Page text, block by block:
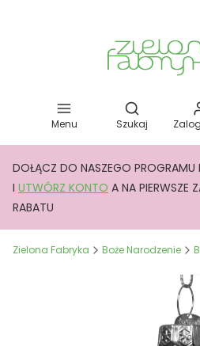
Menu
Otwórz
Szukaj
DOŁĄCZ DO NASZEGO
I UTWÓRZ KONTO A NA PIERWSZE
RABATU
Zielona Fabryka Boże Narodzenie